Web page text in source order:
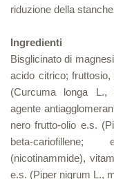
riduzione della
Ingredienti
Bisglicinato di
acido citrico;
(Curcuma longa L.,
agente
nero frutto-olio e.s.
beta-cariofillene;
(nicotinammide),
e.s. (Piper nigrum L.,